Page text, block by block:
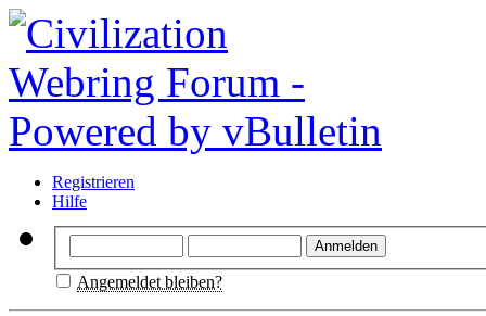
Registrieren
Hilfe
Angemeldet bleiben?